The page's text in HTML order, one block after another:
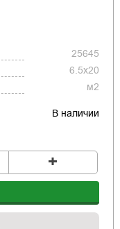
25645
6.5x20
м2
В наличии
+